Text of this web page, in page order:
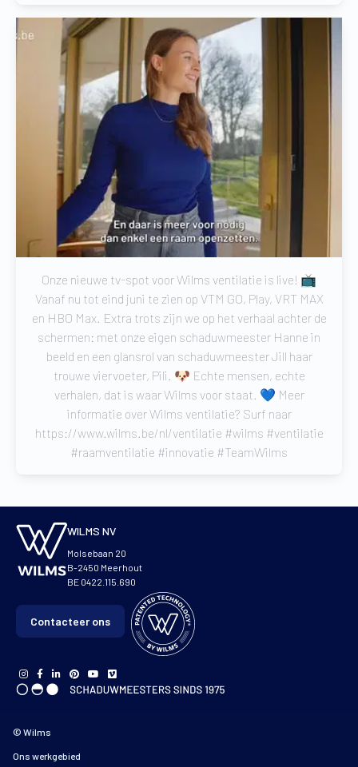
Onze nieuwe tv-spot voor Wilms ventilatie is live! 📺
Vanaf nu tot eind juni te zien op VTM GO, Play, VRT MAX
en HBO Max. Extra trots zijn we op het verhaal achter de
schermen: met onze eigen schaduwmeester Hanne in
beeld en een glansrol van schaduwmeester Jill haar
trouwe viervoeter, Pili. 🐶 Echte mensen, echte
verhalen, dat is waar Wilms voor staat. 💙 Meer
informatie over Wilms ventilatie? Surf naar
https://www.wilms.be/nl/ventilatie #wilms #ventilatie
#raamventilatie #innovatie #TeamWilms
WILMS NV
Molsebaan 20
B-2450 Meerhout
BE 0422.115.690
Contacteer ons
© Wilms
Ons werkgebied